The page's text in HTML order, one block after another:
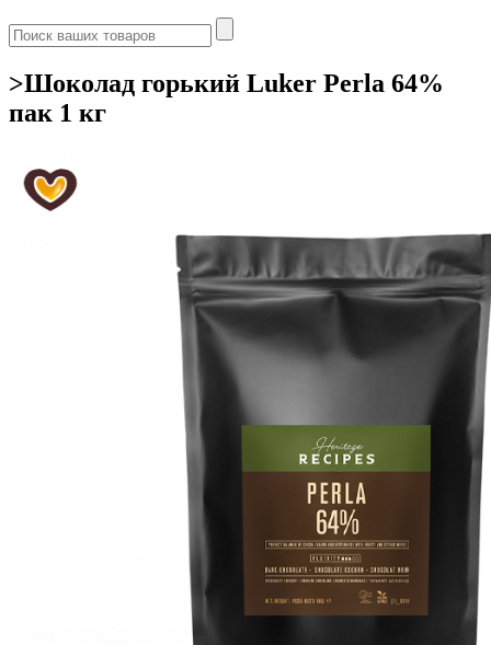
>Шоколад горький Luker Perla 64%
пак 1 кг